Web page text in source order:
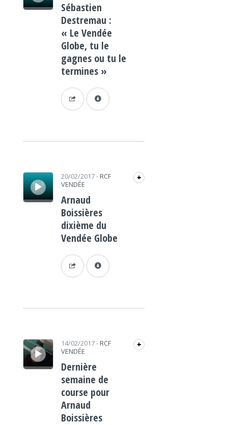
Sébastien
Destremau :
« Le Vendée
Globe, tu le
gagnes ou tu le
termines »
Lecteur audio 20/02/2017- RCF
VENDÉE
+
Arnaud
Boissières
dixième du
Vendée Globe
Lecteur audio 14/02/2017- RCF
VENDÉE
+
Dernière
semaine de
course pour
Arnaud
Boissières